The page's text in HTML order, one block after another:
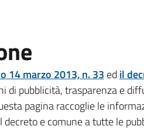
14 marzo 2013, n. 33 ed il
di pubblicità, trasparenza e
pagina raccoglie le
decreto e comune a tutte le